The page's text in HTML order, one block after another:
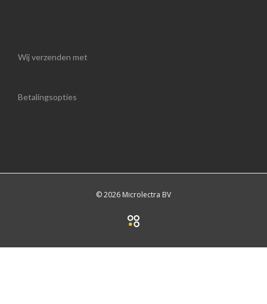
Wij verzenden met
Betalingsopties
© 2026 Microlectra BV